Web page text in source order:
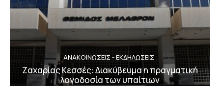
ΑΝΑΚΟΙΝΩΣΕΙΣ - ΕΚΔΗΛΩΣΕΙΣ
Ζαχαρίας Κεσσές: Διακύβευμα η πραγματική
λογοδοσία των υπαίτιων